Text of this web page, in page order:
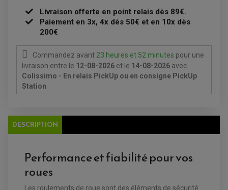
BOUGIE NGK
FILTRE A AIR
FILTRE A HUILE
FILTRE ET ACCESSOIRE ESSENCE
EQUIPEMENT ELECTRIQUE QUAD / SSV
Livraison offerte en point relais dès 89€.
Paiement en 3x, 4x dès 50€ et en 10x dès
200€
Commandez avant 23 heures et 52 minutes pour une
livraison entre le 12-08-2026 et le 14-08-2026 avec
Colissimo - En relais PickUp ou en consigne PickUp
Station
DESCRIPTION
Performance et fiabilité pour vos
roues
Les roulements de roue sont des éléments de sécurité